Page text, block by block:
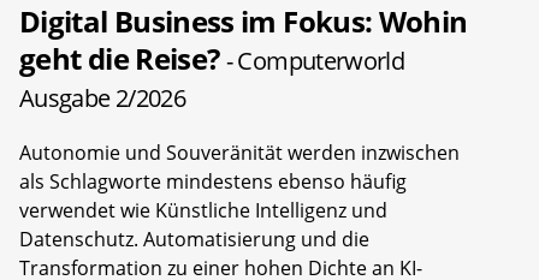
Digital Business im Fokus: Wohin
geht die Reise?- Computerworld
Ausgabe 2/2026
Autonomie und Souveränität werden inzwischen
als Schlagworte mindestens ebenso häufig
verwendet wie Künstliche Intelligenz und
Datenschutz. Automatisierung und die
Transformation zu einer hohen Dichte an KI-